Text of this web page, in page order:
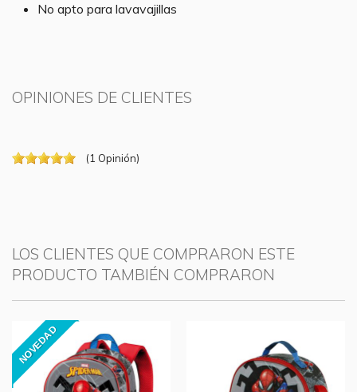
No apto para lavavajillas
OPINIONES DE CLIENTES
(1 Opinión)
LOS CLIENTES QUE COMPRARON ESTE
PRODUCTO TAMBIÉN COMPRARON
NOVEDAD